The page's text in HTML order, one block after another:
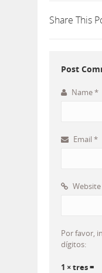
Share This
Post
Name*
Email *
Website
Por favor,
dígitos:
1 × tres =